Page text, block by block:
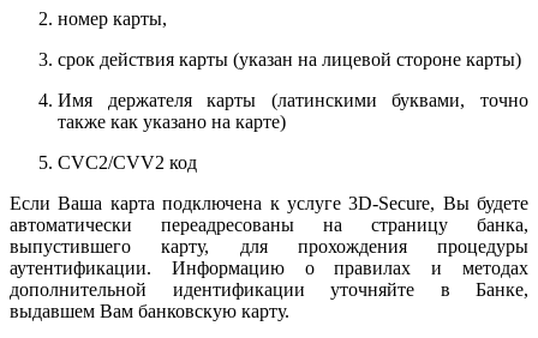
номер карты,
срок действия карты (указан на лицевой стороне карты)
Имя держателя карты (латинскими буквами, точно
также как указано на карте)
CVC2/CVV2 код
Если Ваша карта подключена к услуге 3D-Secure, Вы будете
автоматически переадресованы на страницу банка,
выпустившего карту, для прохождения процедуры
аутентификации. Информацию о правилах и методах
дополнительной идентификации уточняйте в Банке,
выдавшем Вам банковскую карту.